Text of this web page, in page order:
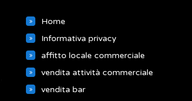
Home
Informativa privacy
affitto locale commerciale
vendita attività commerciale
vendita bar